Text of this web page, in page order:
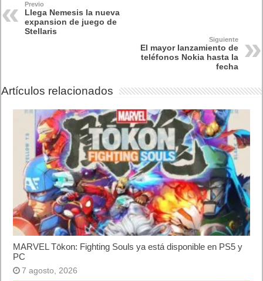
Previo
Llega Nemesis la nueva
expansion de juego de
Stellaris
Siguiente
El mayor lanzamiento de
teléfonos Nokia hasta la
fecha
Artículos relacionados
MARVEL Tōkon: Fighting Souls ya está disponible en PS5 y
PC
7 agosto, 2026